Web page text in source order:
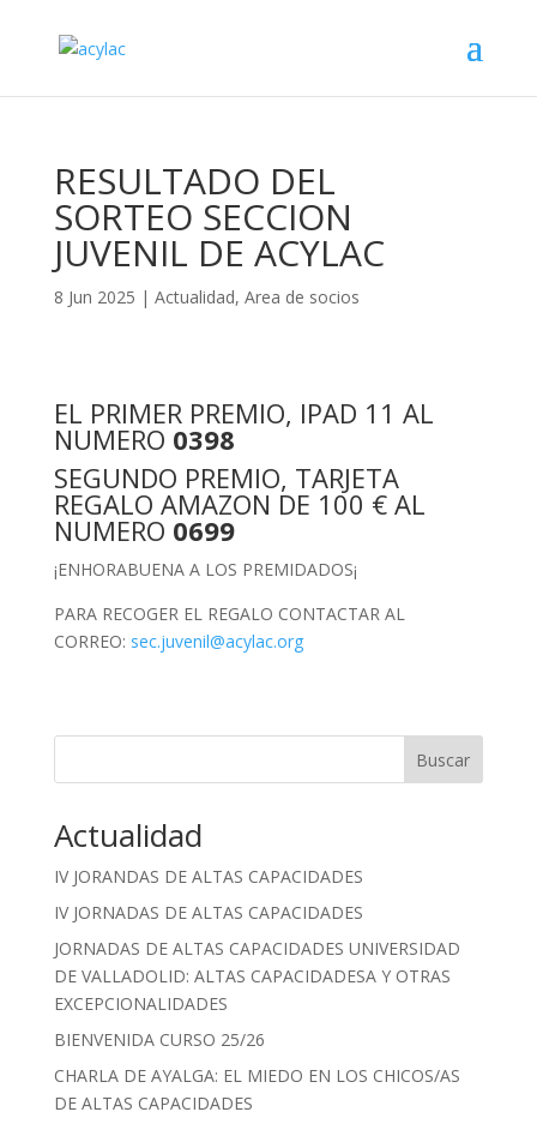
RESULTADO DEL
SORTEO SECCION
JUVENIL DE ACYLAC
8 Jun 2025 | Actualidad, Area de socios
EL PRIMER PREMIO, IPAD 11 AL
NUMERO 0398
SEGUNDO PREMIO, TARJETA
REGALO AMAZON DE 100 € AL
NUMERO 0699
¡ENHORABUENA A LOS PREMIDADOS¡
PARA RECOGER EL REGALO CONTACTAR AL
CORREO: sec.juvenil@acylac.org
Buscar
Actualidad
IV JORANDAS DE ALTAS CAPACIDADES
IV JORNADAS DE ALTAS CAPACIDADES
JORNADAS DE ALTAS CAPACIDADES UNIVERSIDAD
DE VALLADOLID: ALTAS CAPACIDADESA Y OTRAS
EXCEPCIONALIDADES
BIENVENIDA CURSO 25/26
CHARLA DE AYALGA: EL MIEDO EN LOS CHICOS/AS
DE ALTAS CAPACIDADES